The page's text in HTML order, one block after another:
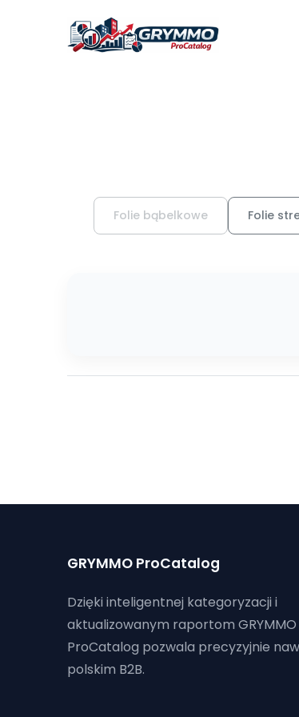
Folie bąbelkowe Folie
GRYMMO ProCatalog
Dzięki inteligentnej kategoryzacji i
aktualizowanym raportom GRYMMO
ProCatalog pozwala precyzyjnie
polskim B2B.